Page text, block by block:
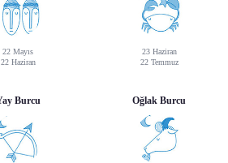
22 Mayıs
22 Haziran
23 Haziran
22 Temmuz
Burcu Oğlak Burcu